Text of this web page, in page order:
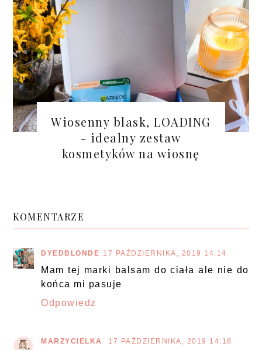
Wiosenny blask, LOADING
- idealny zestaw
kosmetyków na wiosnę
KOMENTARZE
DYEDBLONDE 17 PAŹDZIERNIKA, 2019 14:14
Mam tej marki balsam do ciała ale nie do
końca mi pasuje
Odpowiedz
MARZYCIELKA 17 PAŹDZIERNIKA, 2019 14:18